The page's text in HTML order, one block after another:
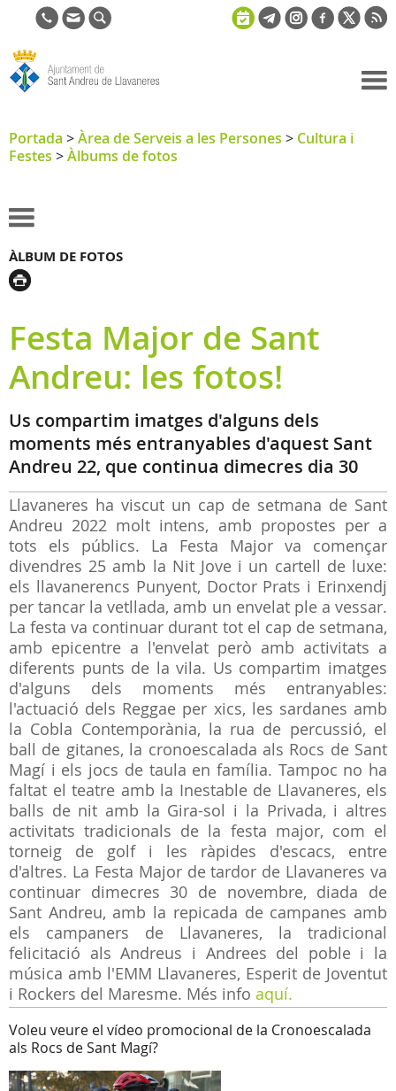
de Sant
Llavaneres
Portada >Àrea de Serveis a les Persones > Cultura i
Festes >Àlbums de fotos
ÀLBUM DE FOTOS
Festa Major de Sant
Andreu: les fotos!
Us compartim imatges d'alguns dels
moments més entranyables d'aquest Sant
Andreu 22, que continua dimecres dia 30
Llavaneres ha viscut un cap de setmana de Sant
Andreu 2022 molt intens, amb propostes per a
tots els públics. La Festa Major va començar
divendres 25 amb la Nit Jove i un cartell de luxe:
els llavanerencs Punyent, Doctor Prats i Erinxendj
per tancar la vetllada, amb un envelat ple a vessar.
La festa va continuar durant tot el cap de setmana,
amb epicentre a l'envelat però amb activitats a
diferents punts de la vila. Us compartim imatges
d'alguns dels moments més entranyables:
l'actuació dels Reggae per xics, les sardanes amb
la Cobla Contemporània, la rua de percussió, el
ball de gitanes, la cronoescalada als Rocs de Sant
Magí i els jocs de taula en família. Tampoc no ha
faltat el teatre amb la Inestable de Llavaneres, els
balls de nit amb la Gira-sol i la Privada, i altres
activitats tradicionals de la festa major, com el
torneig de golf i les ràpides d'escacs, entre
d'altres. La Festa Major de tardor de Llavaneres va
continuar dimecres 30 de novembre, diada de
Sant Andreu, amb la repicada de campanes amb
els campaners de Llavaneres, la tradicional
felicitació als Andreus i Andrees del poble i la
música amb l'EMM Llavaneres, Esperit de Joventut
i Rockers del Maresme. Més info aquí.
Voleu veure el vídeo promocional de la Cronoescalada
als Rocs de Sant Magí?